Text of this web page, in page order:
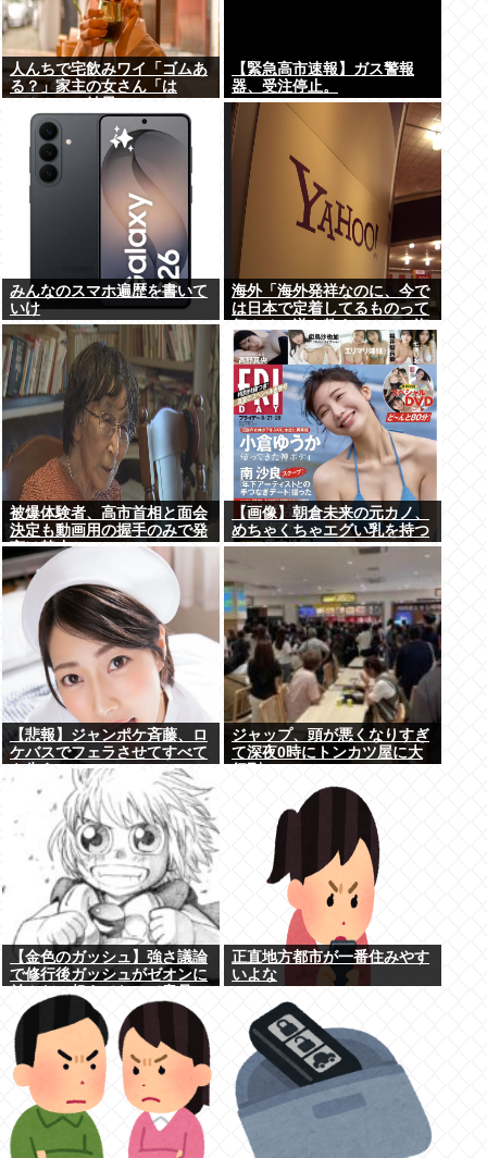
人んちで宅飲みワイ「ゴムあ
る？」家主の女さん「は
【緊急高市速報】ガス警報
器、受注停止。
みんなのスマホ遍歴を書いて
いけ
海外「海外発祥なのに、今で
は日本で定着してるものって
何？その逆も教えて！」（海
外の反応）
被爆体験者、高市首相と面会
決定も動画用の握手のみで発
言は禁止www
【画像】朝倉未来の元カノ、
めちゃくちゃエグい乳を持つ
【悲報】ジャンポケ斉藤、ロ
ケバスでフェラさせてすべて
ジャップ、頭が悪くなりすぎ
て深夜0時にトンカツ屋に大
【金色のガッシュ】強さ議論
で修行後ガッシュがゼオンに
並んだ、超えてたって意見に
納得いかないんだけど
正直地方都市が一番住みやす
いよな